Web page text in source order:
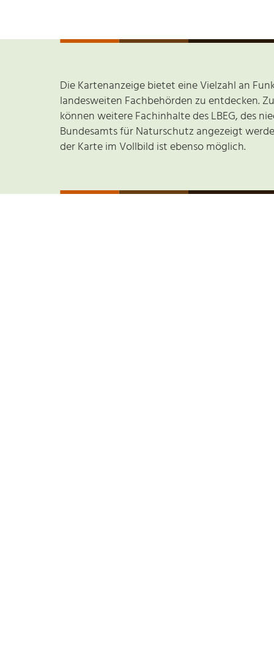
Die Kartenanzeige bietet eine Vielzahl an
landesweiten Fachbehörden zu entdecken.
können weitere Fachinhalte des LBEG, des
Bundesamts für Naturschutz angezeigt
der Karte im Vollbild ist ebenso möglich.